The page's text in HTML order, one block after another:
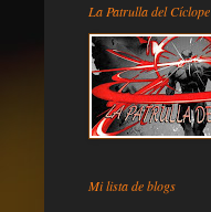
La Patrulla del Cíclope
Mi lista de blogs